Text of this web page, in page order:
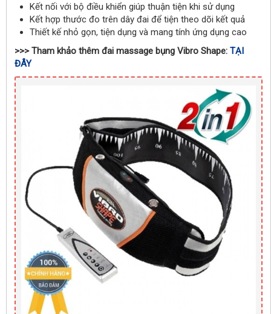
Kết nối với bộ điều khiển giúp thuận tiện khi sử dụng
Kết hợp thước đo trên dây đai để tiện theo dõi kết quả
Thiết kế nhỏ gọn, tiện dụng và mang tính ứng dụng cao
>>> Tham khảo thêm đai massage bụng Vibro Shape: TẠI
ĐÂY